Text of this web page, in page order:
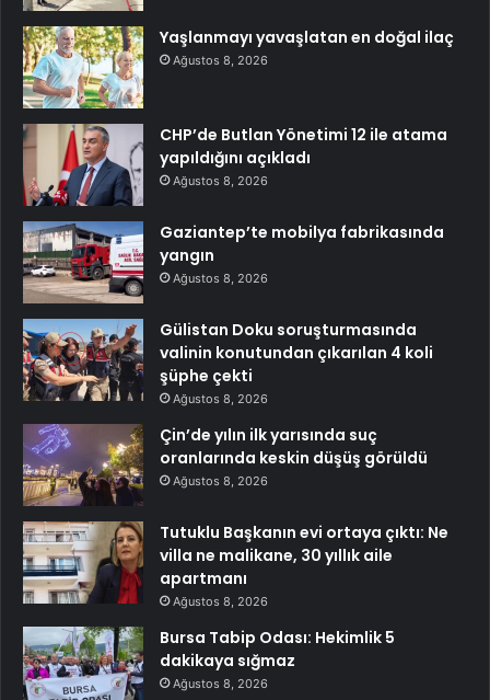
Yaşlanmayı yavaşlatan en doğal ilaç
Ağustos 8, 2026
CHP’de Butlan Yönetimi 12 ile atama
yapıldığını açıkladı
Ağustos 8, 2026
Gaziantep’te mobilya fabrikasında
yangın
Ağustos 8, 2026
Gülistan Doku soruşturmasında
valinin konutundan çıkarılan 4 koli
şüphe çekti
Ağustos 8, 2026
Çin’de yılın ilk yarısında suç
oranlarında keskin düşüş görüldü
Ağustos 8, 2026
Tutuklu Başkanın evi ortaya çıktı: Ne
villa ne malikane, 30 yıllık aile
apartmanı
Ağustos 8, 2026
Bursa Tabip Odası: Hekimlik 5
dakikaya sığmaz
Ağustos 8, 2026